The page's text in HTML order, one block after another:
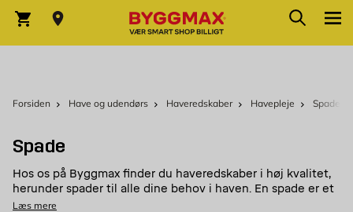
Indkøbskurv Søg
Forsiden Have og udendørs Haveredskaber Havepleje Spade
Spade
Hos os på Byggmax finder du haveredskaber i høj kvalitet,
herunder spader til alle dine behov i haven. En spade er et
vigtigt redskab for haveentusiaster, der skal grave, plante
Læs mere